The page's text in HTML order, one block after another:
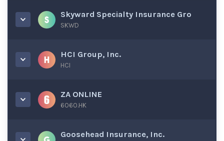
Skyward Specialty Insurance Gro
SKWD
HCI Group, Inc.
HCI
ZA ONLINE
6060.HK
Goosehead Insurance, Inc.